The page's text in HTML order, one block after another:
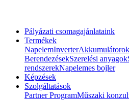
Pályázati csomagajánlataink
Termékek
NapelemInverterAkkumulátorok
BerendezésekSzerelési anyagok
rendszerekNapelemes bojler
Képzések
Szolgáltatások
Partner ProgramMűszaki